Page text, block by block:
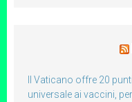
Il Vaticano offre 20
universale ai vaccini,